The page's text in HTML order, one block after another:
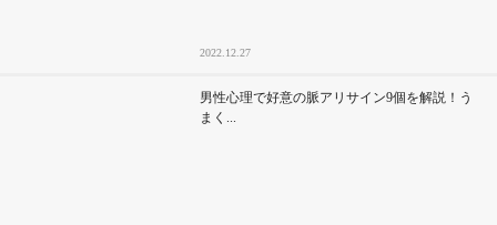
2022.12.27
男性心理で好意の脈アリサイン9個を解説！う
まく...